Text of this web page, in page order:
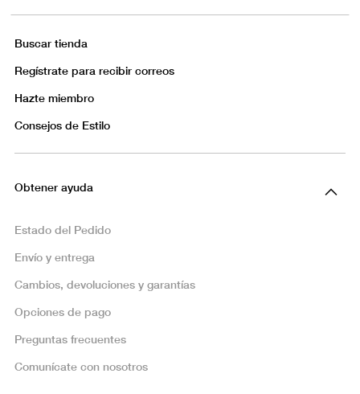
Buscar tienda
Regístrate para recibir correos
Hazte miembro
Consejos de Estilo
Obtener ayuda
Estado del Pedido
Envío y entrega
Cambios, devoluciones y garantías
Opciones de pago
Preguntas frecuentes
Comunícate con nosotros